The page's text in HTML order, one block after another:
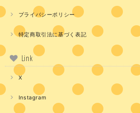
プライバシーポリシー
特定商取引法に基づく表記
Link
X
Instagram